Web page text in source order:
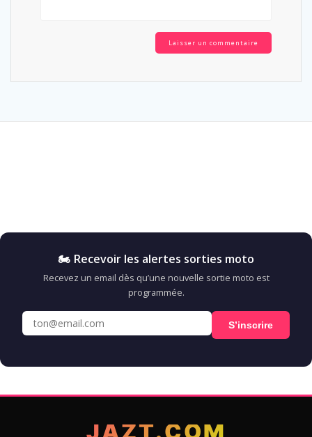
🏍️ Recevoir les alertes sorties moto
Recevez un email dès qu’une nouvelle sortie moto est
programmée.
S’inscrire